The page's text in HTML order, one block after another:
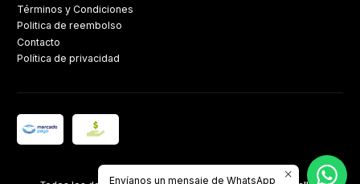
Términos y Condiciones
Politica de reembolso
Contacto
Política de privacidad
Envíanos un mensaje de WhatsApp